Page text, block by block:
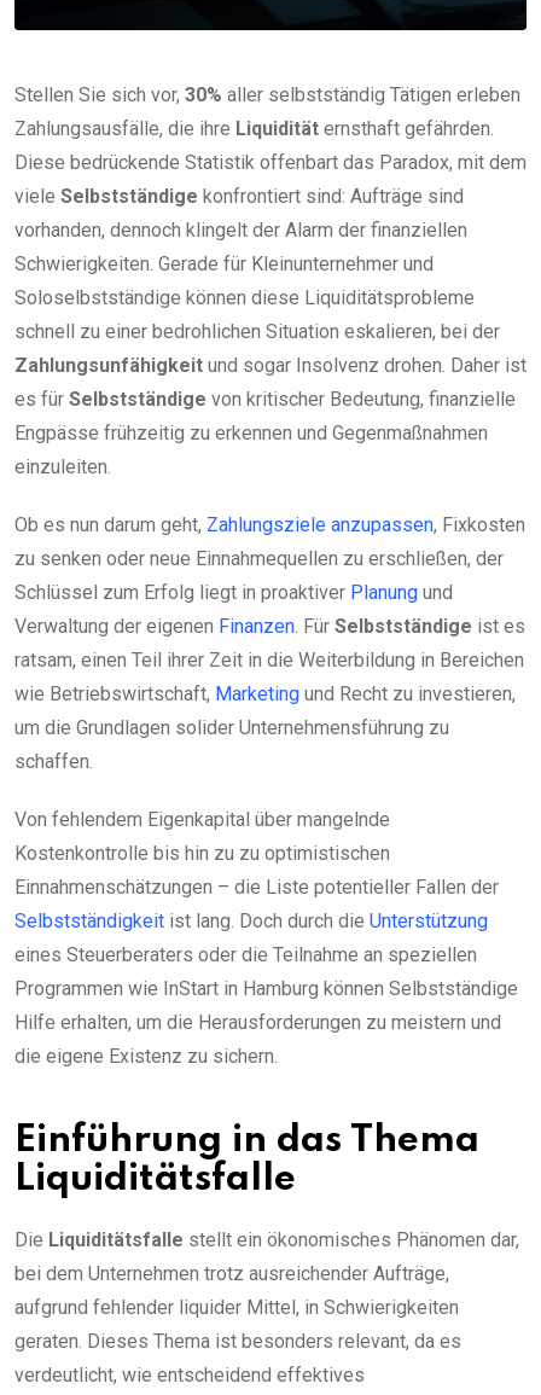
Stellen Sie sich vor, 30% aller selbstständig Tätigen erleben
Zahlungsausfälle, die ihre Liquidität ernsthaft gefährden.
Diese bedrückende Statistik offenbart das Paradox, mit dem
viele Selbstständige konfrontiert sind: Aufträge sind
vorhanden, dennoch klingelt der Alarm der finanziellen
Schwierigkeiten. Gerade für Kleinunternehmer und
Soloselbstständige können diese Liquiditätsprobleme
schnell zu einer bedrohlichen Situation eskalieren, bei der
Zahlungsunfähigkeit und sogar Insolvenz drohen. Daher ist
es für Selbstständige von kritischer Bedeutung, finanzielle
Engpässe frühzeitig zu erkennen und Gegenmaßnahmen
einzuleiten.
Ob es nun darum geht, Zahlungsziele anzupassen, Fixkosten
zu senken oder neue Einnahmequellen zu erschließen, der
Schlüssel zum Erfolg liegt in proaktiver Planung und
Verwaltung der eigenen Finanzen. Für Selbstständige ist es
ratsam, einen Teil ihrer Zeit in die Weiterbildung in Bereichen
wie Betriebswirtschaft, Marketing und Recht zu investieren,
um die Grundlagen solider Unternehmensführung zu
schaffen.
Von fehlendem Eigenkapital über mangelnde
Kostenkontrolle bis hin zu zu optimistischen
Einnahmenschätzungen – die Liste potentieller Fallen der
Selbstständigkeit ist lang. Doch durch die Unterstützung
eines Steuerberaters oder die Teilnahme an speziellen
Programmen wie InStart in Hamburg können Selbstständige
Hilfe erhalten, um die Herausforderungen zu meistern und
die eigene Existenz zu sichern.
Einführung in das Thema
Liquiditätsfalle
Die Liquiditätsfalle stellt ein ökonomisches Phänomen dar,
bei dem Unternehmen trotz ausreichender Aufträge,
aufgrund fehlender liquider Mittel, in Schwierigkeiten
geraten. Dieses Thema ist besonders relevant, da es
verdeutlicht, wie entscheidend effektives